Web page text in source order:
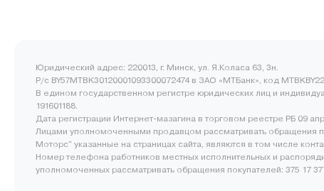
Юридический адрес: 220013, г. Минск, ул. Я.Коласа 63, 3н.
Р/с BY57MTBK30120001093300072474 в ЗАО «МТБанк», код
В едином государственном регистре юридических лиц и
191601188.
Дата регистрации Интернет-мазагина в торговом реестре РБ 09
Лицами уполномоченными продавцом рассматривать
Моторс" указанные на страницах сайта, являются в том числе
Номер телефона работников местных исполнительных и
уполномоченных рассматривать обращения покупателей: 375 17